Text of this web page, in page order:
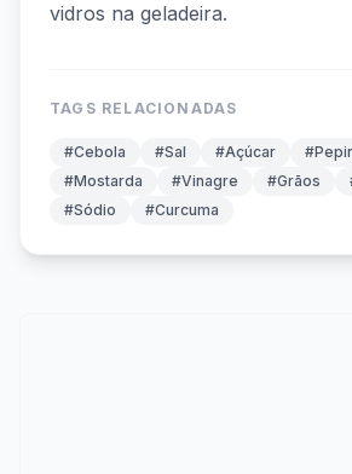
vidros na geladeira.
TAGS RELACIONADAS
#Cebola #Sal #Açúcar
#Mostarda
#Vinagre #Grãos
#Sódio
#Curcuma